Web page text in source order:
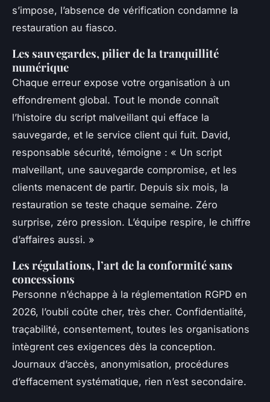
s’impose, l’absence de vérification condamne la
restauration au fiasco.
Les sauvegardes, pilier de la tranquillité
numérique
Chaque erreur expose votre organisation à un
effondrement global. Tout le monde connaît
l’histoire du script malveillant qui efface la
sauvegarde, et le service client qui fuit. David,
responsable sécurité, témoigne : « Un script
malveillant, une sauvegarde compromise, et les
clients menacent de partir. Depuis six mois, la
restauration se teste chaque semaine. Zéro
surprise, zéro pression. L’équipe respire, le chiffre
d’affaires aussi. »
Les régulations, l’art de la conformité sans
concessions
Personne n’échappe à la réglementation RGPD en
2026, l’oubli coûte cher, très cher. Confidentialité,
traçabilité, consentement, toutes les organisations
intègrent ces exigences dès la conception.
Journaux d’accès, anonymisation, procédures
d’effacement systématique, rien n’est secondaire.